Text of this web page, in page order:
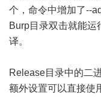
个，命令中增加了--
Burp目录双击就能运
译。
Release目录中的二
额外设置可以直接使